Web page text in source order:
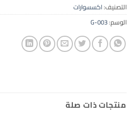
التصنيف:اكسسوارات
الوسم:G-003
منتجات ذات صلة